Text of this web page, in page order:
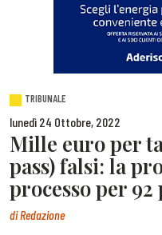
TRIBUNALE
lunedì 24 Ottobre, 2022
Mille euro per
pass) falsi: la
processo per 92
diRedazione